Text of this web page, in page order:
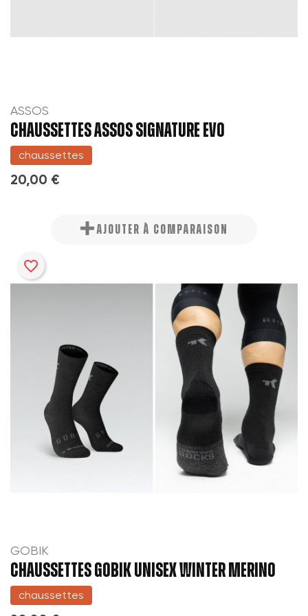
ASSOS
CHAUSSETTES ASSOS SIGNATURE EVO
chaussettes
20,00 €
AJOUTER À COMPARAISON
GOBIK
CHAUSSETTES GOBIK UNISEX WINTER MERINO
chaussettes
favorite_border